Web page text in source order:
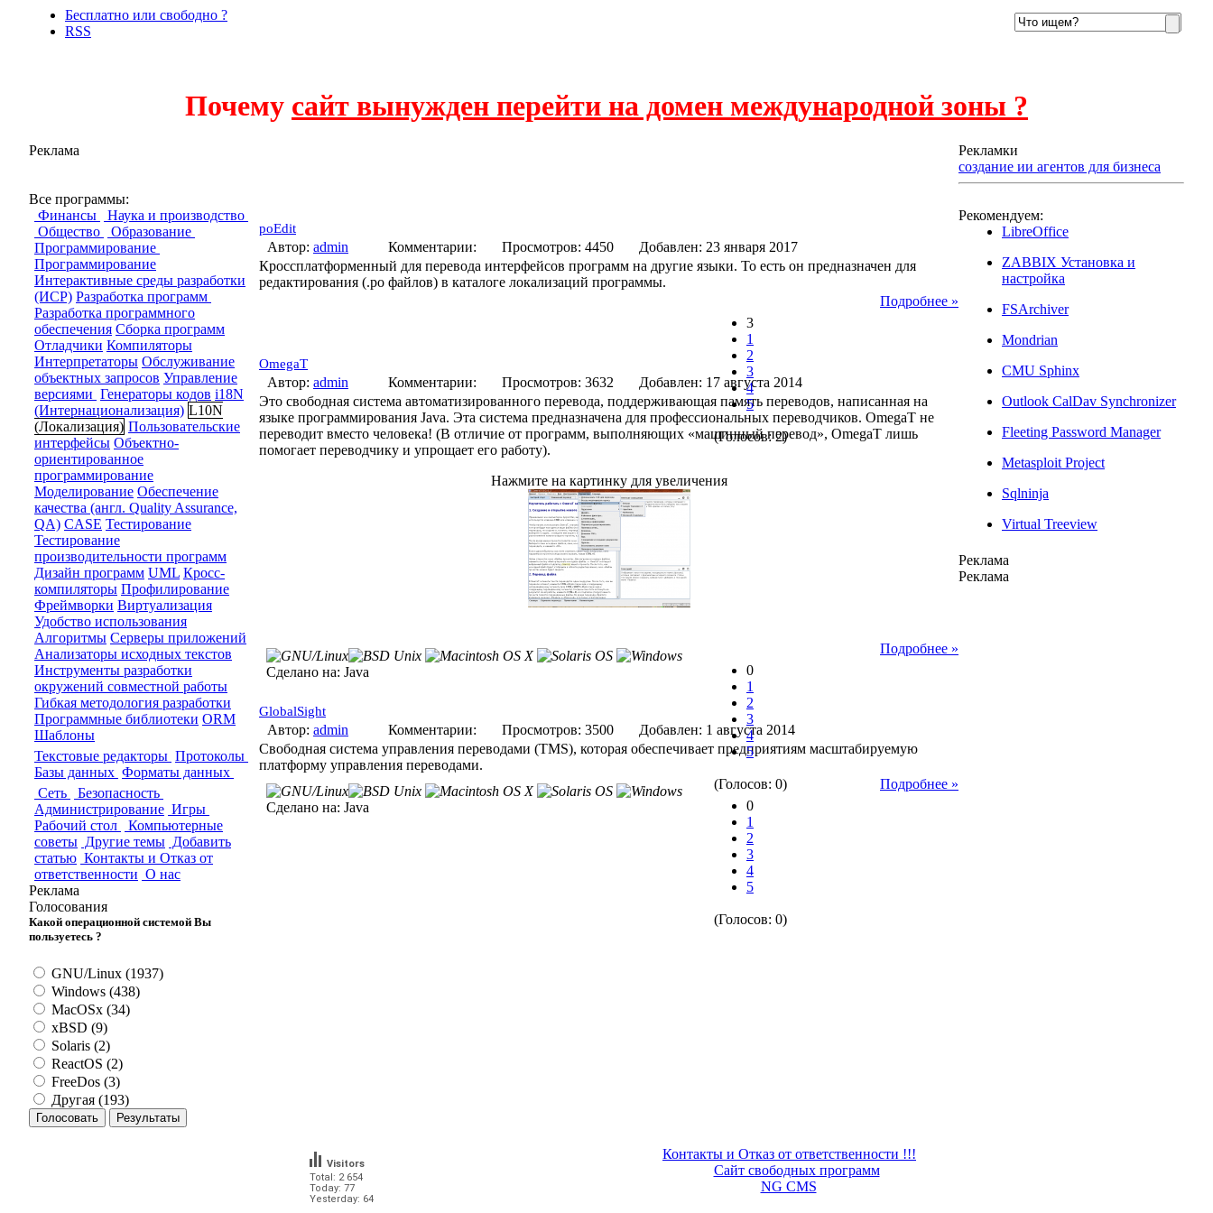
Бесплатно или свободно ?
RSS
Почему сайт вынужден перейти на домен международной зоны ?
Реклама
Все программы:
Финансы
Наука и производство
Общество
Образование
Программирование
Программирование
Интерактивные среды разработки
(ИСР) Разработка программ
Разработка программного
обеспечения Сборка программ
Отладчики Компиляторы
Интерпретаторы Обслуживание
объектных запросов Управление
версиями Генераторы кодов i18N
(Интернационализация) L10N
(Локализация) Пользовательские
интерфейсы Объектно-
ориентированное
программирование
Моделирование Обеспечение
качества (англ. Quality Assurance,
QA) CASE Тестирование
Тестирование
производительности программ
Дизайн программ UML Кросс-
компиляторы Профилирование
Фреймворки Виртуализация
Удобство использования
Алгоритмы Серверы приложений
Анализаторы исходных текстов
Инструменты разработки
окружений совместной работы
Гибкая методология разработки
Программные библиотеки ORM
Шаблоны
Текстовые редакторы Протоколы
Базы данных Форматы данных
Сеть
Безопасность
Администрирование Игры
Рабочий стол
Компьютерные
советы Другие темы Добавить
статью Контакты и Отказ от
ответственности О нас
Реклама
Голосования
Какой операционной системой Вы
пользуетесь ?
GNU/Linux (1937)
Windows (438)
MacOSx (34)
xBSD (9)
Solaris (2)
ReactOS (2)
FreeDos (3)
Другая (193)
poEdit
Автор: admin Комментарии: Просмотров: 4450
Добавлен: 23 января 2017
Кроссплатформенный для перевода интерфейсов программ на другие языки. То есть он предназначен для
редактирования (.po файлов) в каталоге локализаций программы.
3
1
2
3
4
5
(Голосов: 2)
Подробнее »
OmegaT
Автор: admin Комментарии: Просмотров: 3632
Добавлен: 17 августа 2014
Это свободная система автоматизированного перевода, поддерживающая память переводов, написанная на
языке программирования Java. Эта система предназначена для профессиональных переводчиков. OmegaT не
переводит вместо человека! (В отличие от программ, выполняющих «машинный перевод», OmegaT лишь
помогает переводчику и упрощает его работу).
Нажмите на картинку для увеличения
Сделано на: Java
0
1
2
3
4
5
(Голосов: 0)
Подробнее »
GlobalSight
Автор: admin Комментарии: Просмотров: 3500
Добавлен: 1 августа 2014
Свободная система управления переводами (TMS), которая обеспечивает предприятиям масштабируемую
платформу управления переводами.
Сделано на: Java
0
1
2
3
4
5
(Голосов: 0)
Подробнее »
Рекламки
создание ии агентов для бизнеса
Рекомендуем:
LibreOffice
ZABBIX Установка и
настройка
FSArchiver
Mondrian
CMU Sphinx
Outlook CalDav Synchronizer
Fleeting Password Manager
Metasploit Project
Sqlninja
Virtual Treeview
Реклама
Реклама
Total: 2 654
Today: 77
Yesterday: 64
Visitors
Контакты и Отказ от ответственности !!!
Сайт свободных программ
NG CMS